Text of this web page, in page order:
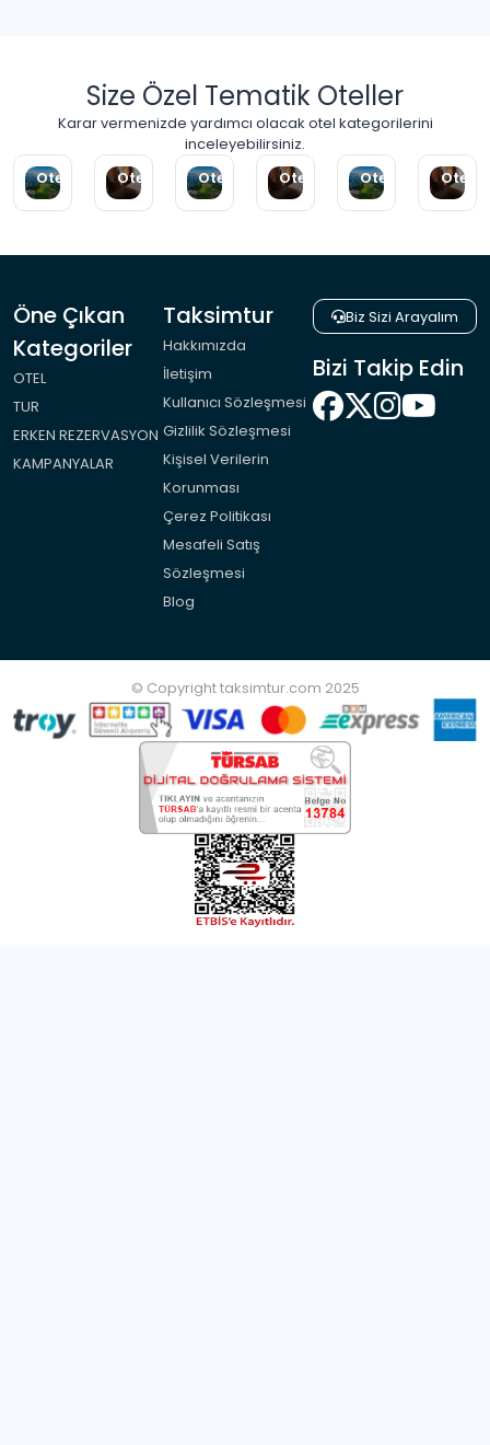
Size Özel Tematik Oteller
Karar vermenizde yardımcı olacak otel kategorilerini
inceleyebilirsiniz.
Karadeniz
Otelleri
Ekonomik
Oteller
Herşey
Dahil
Oteller
2
Çocuk
Ücretsiz
Oteller
Termal
Oteller
Balayı
Öne Çıkan
Kategoriler
OTEL
TUR
ERKEN REZERVASYON
KAMPANYALAR
Taksimtur
Hakkımızda
İletişim
Kullanıcı Sözleşmesi
Gizlilik Sözleşmesi
Kişisel Verilerin
Korunması
Çerez Politikası
Mesafeli Satış
Sözleşmesi
Blog
Biz Sizi Arayalım
Bizi Takip Edin
© Copyright taksimtur.com 2025